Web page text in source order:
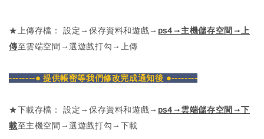
★上傳存檔： 設定→保存資料和遊戲→ ps4→主機儲存空間→上
傳至雲端空間→選遊戲打勾→上傳
--------● 提供帳密等我們修改完成通知後 ●--------
★下載存檔： 設定→保存資料和遊戲→ ps4→雲端儲存空間→下
載至主機空間→選遊戲打勾→下載